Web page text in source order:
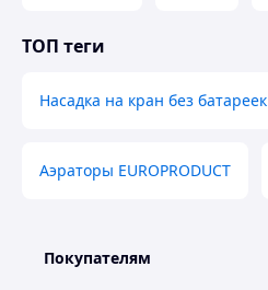
ТОП теги
Насадка на кран без батареек
Аэраторы EUROPRODUCT
Покупателям